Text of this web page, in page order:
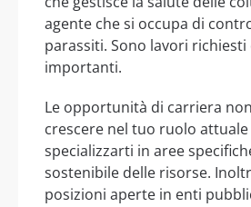
agente che si occupa di
parassiti. Sono lavori
importanti.
Le opportunità di carriera
crescere nel tuo ruolo
specializzarti in aree
sostenibile delle risorse.
posizioni aperte in enti